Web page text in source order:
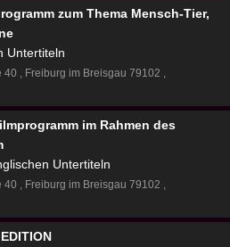
zum Thema Mensch-Tier,
Untertiteln
40
Freiburg im Breisgau 79102
im Rahmen des
Untertiteln
40
Freiburg im Breisgau 79102